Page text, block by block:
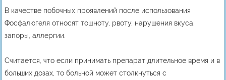
В качестве побочных проявлений после использования
Фосфалюгеля относят тошноту, рвоту, нарушения вкуса,
запоры, аллергии.
Считается, что если принимать препарат длительное время и в
больших дозах, то больной может столкнуться с